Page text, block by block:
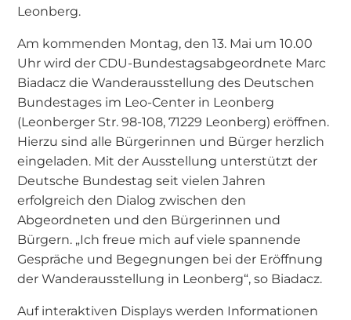
Leonberg.
Am kommenden Montag, den 13. Mai um 10.00
Uhr wird der CDU-Bundestagsabgeordnete Marc
Biadacz die Wanderausstellung des Deutschen
Bundestages im Leo-Center in Leonberg
(Leonberger Str. 98-108, 71229 Leonberg) eröffnen.
Hierzu sind alle Bürgerinnen und Bürger herzlich
eingeladen. Mit der Ausstellung unterstützt der
Deutsche Bundestag seit vielen Jahren
erfolgreich den Dialog zwischen den
Abgeordneten und den Bürgerinnen und
Bürgern. „Ich freue mich auf viele spannende
Gespräche und Begegnungen bei der Eröffnung
der Wanderausstellung in Leonberg“, so Biadacz.
Auf interaktiven Displays werden Informationen